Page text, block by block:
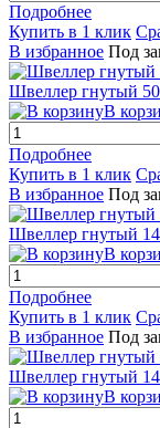
Подробнее
Купить в 1 клик
В избранное Под
Швеллер гнутый
В
Подробнее
Купить в 1 клик
В избранное Под
Швеллер гнутый
В
Подробнее
Купить в 1 клик
В избранное Под
Швеллер гнутый
В